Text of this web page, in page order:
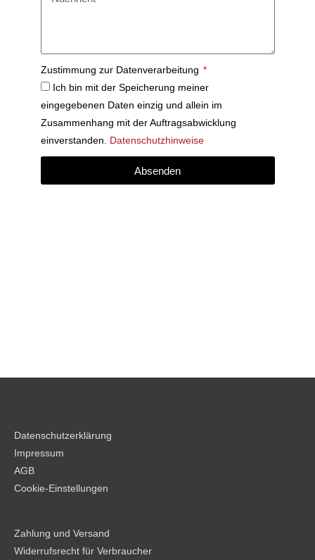
Zustimmung zur Datenverarbeitung
Ich bin mit der Speicherung meiner
eingegebenen Daten einzig und allein im
Zusammenhang mit der Auftragsabwicklung
einverstanden. Datenschutzhinweise
Absenden
Datenschutzerklärung
Impressum
AGB
Cookie-Einstellungen
Zahlung und Versand
Widerrufsrecht für Verbraucher